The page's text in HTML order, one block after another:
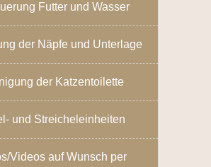
Futter und Wasser
der Näpfe und Unterlage
der Katzentoilette
und Streicheleinheiten
Videos auf Wunsch per